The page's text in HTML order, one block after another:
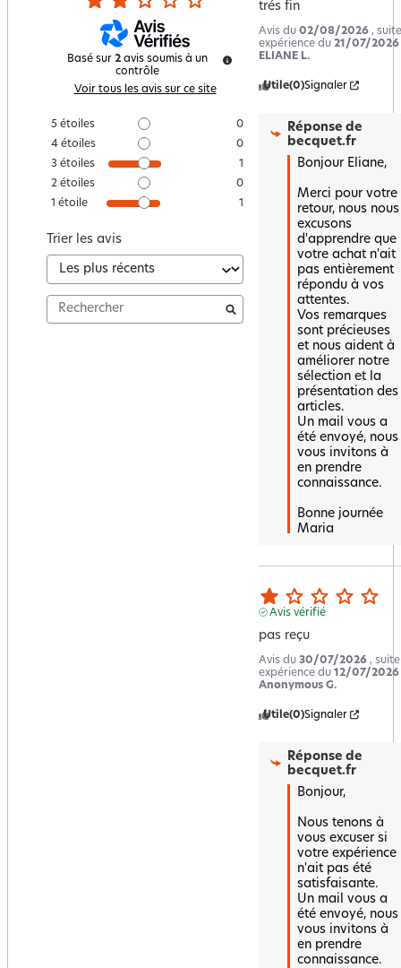
Basé sur 2 avis soumis à un
contrôle
Voir tous les avis sur ce site
5 étoiles
0
4 étoiles
0
3 étoiles
1
2 étoiles
0
1 étoile 1
Trier les avis
trés fin
Avis du 02/08/2026 ,
expérience du 21/07/2026
ELIANE L.
Utile(0)Signaler
Réponse de
becquet.fr
Bonjour Eliane,
Merci pour votre
retour, nous nous
excusons
d'apprendre que
votre achat n'ait
pas entièrement
répondu à vos
attentes.
Vos remarques
sont précieuses
et nous aident à
améliorer notre
sélection et la
présentation des
articles.
Un mail vous a
été envoyé, nous
vous invitons à
en prendre
connaissance.
Bonne journée
Maria
Avis vérifié
pas reçu
Avis du 30/07/2026 ,
expérience du 12/07/2026
Anonymous G.
Utile(0)Signaler
Réponse de
becquet.fr
Bonjour,
Nous tenons à
vous excuser si
votre expérience
n'ait pas été
satisfaisante.
Un mail vous a
été envoyé, nous
vous invitons à
en prendre
connaissance.